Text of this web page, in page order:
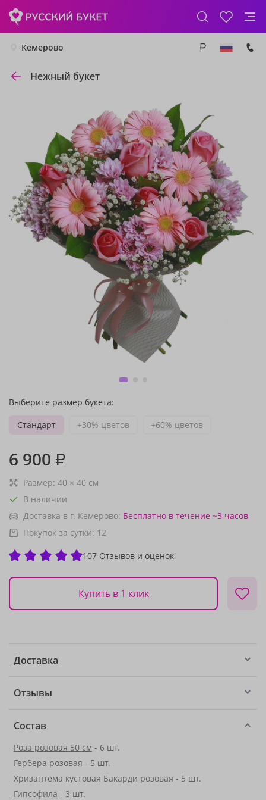
Кемерово
Нежный букет
Выберите размер букета:
Стандарт
+30% цветов +60% цветов
6 900 ₽
Размер: 40 × 40 см
В наличии
Доставка в г. Кемерово: Бесплатно в течение ~3 часов
Покупок за сутки: 12
107 Отзывов и оценок
Купить в 1 клик
Доставка
Отзывы
Состав
Роза розовая 50 см - 6 шт.
Гербера розовая - 5 шт.
Хризантема кустовая Бакарди розовая - 5 шт.
Гипсофила - 3 шт.